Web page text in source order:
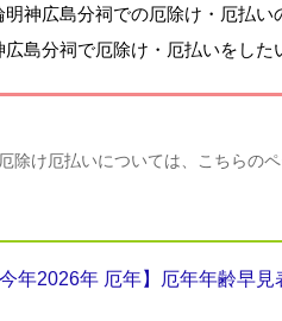
明神広島分祠での厄除け・厄払い
広島分祠で厄除け・厄払いをした
除け厄払いについては、こちらのペ
今年2026年 厄年】厄年年齢早